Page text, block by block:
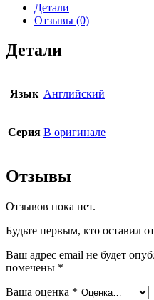
Детали
Отзывы (0)
Детали
Язык Английский
Серия В оригинале
Отзывы
Отзывов пока нет.
Будьте первым, кто оставил
Ваш адрес email не будет
помечены *
Ваша оценка *